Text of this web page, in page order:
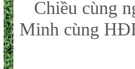
Chiều cùng
Minh cùng